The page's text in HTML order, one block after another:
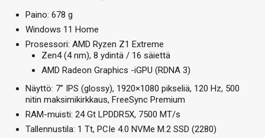
Paino: 678 g
Windows 11 Home
Prosessori: AMD Ryzen Z1 Extreme
Zen4 (4 nm), 8 ydintä / 16 säiettä
AMD Radeon Graphics -iGPU (RDNA 3)
Näyttö: 7” IPS (glossy), 1920×1080 pikseliä, 120 Hz, 500
nitin maksimikirkkaus, FreeSync Premium
RAM-muisti: 24 Gt LPDDR5X, 7500 MT/s
Tallennustila: 1 Tt, PCIe 4.0 NVMe M.2 SSD (2280)